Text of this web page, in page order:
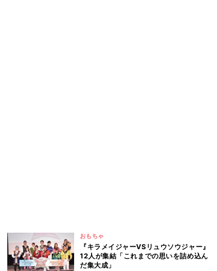
おもちゃ
『キラメイジャーVSリュウソウジャー』
12人が集結「これまでの思いを詰め込ん
だ集大成」